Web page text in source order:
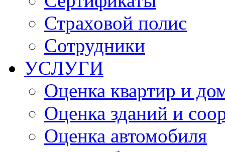
Страховой полис
Сотрудники
УСЛУГИ
Оценка квартир и
Оценка зданий и
Оценка автомобиля